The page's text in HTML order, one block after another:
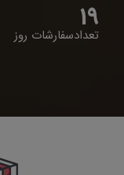
19
تعدادسفارشات روز